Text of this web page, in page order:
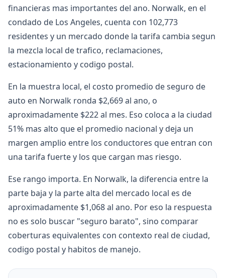
financieras mas importantes del ano. Norwalk, en el
condado de Los Angeles, cuenta con 102,773
residentes y un mercado donde la tarifa cambia segun
la mezcla local de trafico, reclamaciones,
estacionamiento y codigo postal.
En la muestra local, el costo promedio de seguro de
auto en Norwalk ronda $2,669 al ano, o
aproximadamente $222 al mes. Eso coloca a la ciudad
51% mas alto que el promedio nacional y deja un
margen amplio entre los conductores que entran con
una tarifa fuerte y los que cargan mas riesgo.
Ese rango importa. En Norwalk, la diferencia entre la
parte baja y la parte alta del mercado local es de
aproximadamente $1,068 al ano. Por eso la respuesta
no es solo buscar "seguro barato", sino comparar
coberturas equivalentes con contexto real de ciudad,
codigo postal y habitos de manejo.